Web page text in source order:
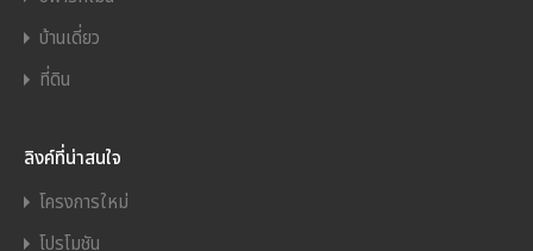
บ้านเดี่ยว
ที่ดิน
ลิงค์ที่น่าสนใจ
โครงการใหม่
โปรโมชัน